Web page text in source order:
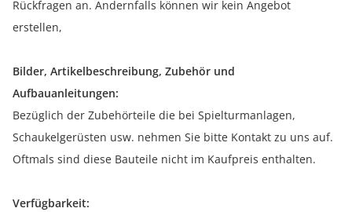
Rückfragen an. Andernfalls können wir kein Angebot
erstellen,
Bilder, Artikelbeschreibung, Zubehör und
Aufbauanleitungen:
Bezüglich der Zubehörteile die bei Spielturmanlagen,
Schaukelgerüsten usw. nehmen Sie bitte Kontakt zu uns auf.
Oftmals sind diese Bauteile nicht im Kaufpreis enthalten.
Verfügbarkeit: